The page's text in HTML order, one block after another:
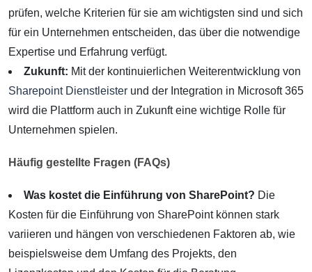
prüfen, welche Kriterien für sie am wichtigsten sind und sich
für ein Unternehmen entscheiden, das über die notwendige
Expertise und Erfahrung verfügt.
Zukunft: Mit der kontinuierlichen Weiterentwicklung von
Sharepoint Dienstleister und der Integration in Microsoft 365
wird die Plattform auch in Zukunft eine wichtige Rolle für
Unternehmen spielen.
Häufig gestellte Fragen (FAQs)
Was kostet die Einführung von SharePoint? Die
Kosten für die Einführung von SharePoint können stark
variieren und hängen von verschiedenen Faktoren ab, wie
beispielsweise dem Umfang des Projekts, den